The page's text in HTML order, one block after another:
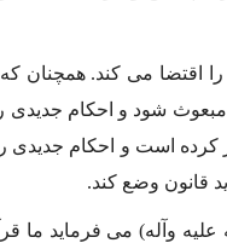
را اقتضا مى كند.
شود و احكام جدیدى را
تغییر كرده است و احكام
قانون وضع كند.
علیه وآله) مى فرماید ما